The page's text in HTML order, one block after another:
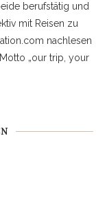
berufstätig und
mit Reisen zu
nachlesen
„our trip, your